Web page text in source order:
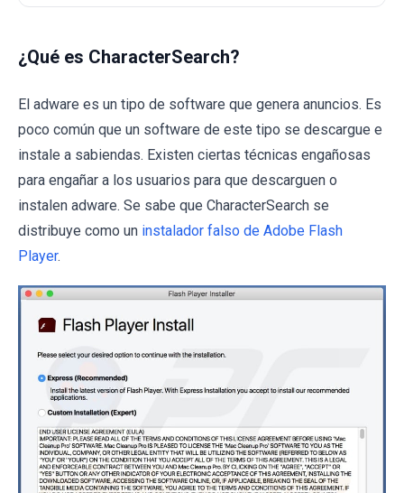
¿Qué es CharacterSearch?
El adware es un tipo de software que genera anuncios. Es
poco común que un software de este tipo se descargue e
instale a sabiendas. Existen ciertas técnicas engañosas
para engañar a los usuarios para que descarguen o
instalen adware. Se sabe que CharacterSearch se
distribuye como un instalador falso de Adobe Flash
Player.